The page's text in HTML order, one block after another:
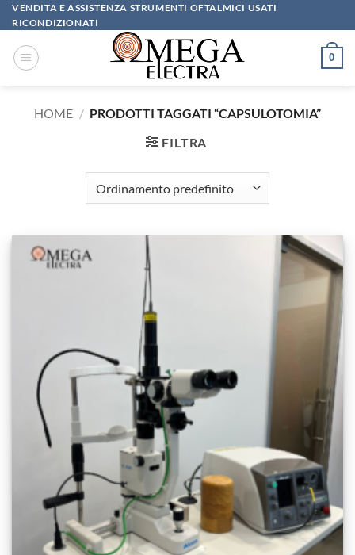
Salta
ai
contenuti
VENDITA E ASSISTENZA STRUMENTI OFTALMICI USATI
RICONDIZIONATI
0
HOME / PRODOTTI TAGGATI “CAPSULOTOMIA”
FILTRA